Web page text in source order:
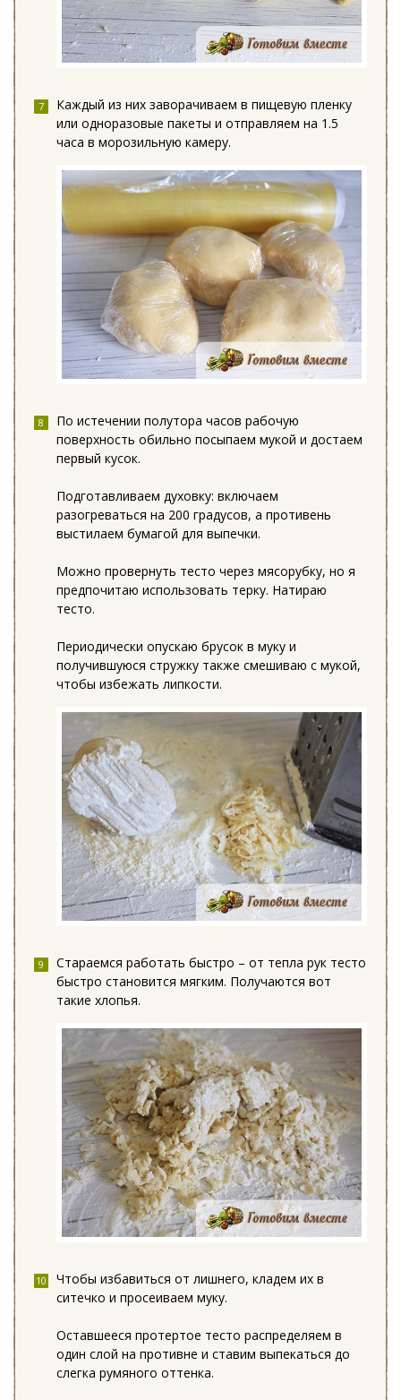
Каждый из них заворачиваем в пищевую пленку
или одноразовые пакеты и отправляем на 1.5
часа в морозильную камеру.
По истечении полутора часов рабочую
поверхность обильно посыпаем мукой и достаем
первый кусок.
Подготавливаем духовку: включаем
разогреваться на 200 градусов, а противень
выстилаем бумагой для выпечки.
Можно провернуть тесто через мясорубку, но я
предпочитаю использовать терку. Натираю
тесто.
Периодически опускаю брусок в муку и
получившуюся стружку также смешиваю с мукой,
чтобы избежать липкости.
Стараемся работать быстро – от тепла рук тесто
быстро становится мягким. Получаются вот
такие хлопья.
Чтобы избавиться от лишнего, кладем их в
ситечко и просеиваем муку.
Оставшееся протертое тесто распределяем в
один слой на противне и ставим выпекаться до
слегка румяного оттенка.